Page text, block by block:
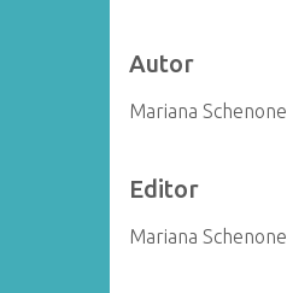
Autor
Mariana Schenone
Editor
Mariana Schenone